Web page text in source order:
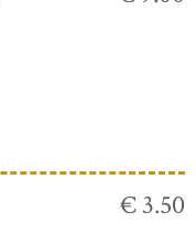
€ 3.50